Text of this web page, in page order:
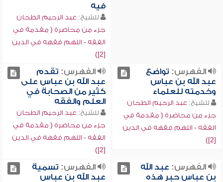
فيه
للشيخ: عبد الرحيم الطحان
جزء من محاضرة ( مقدمة في
الفقه - اللهم فقهه في الدين
[2])
الفهرس: تواضع
عبد الله بن عباس
وخدمته للعلماء
للشيخ: عبد الرحيم الطحان
جزء من محاضرة ( مقدمة في
الفقه - اللهم فقهه في الدين
[2])
الفهرس: تقدم
عبد الله بن عباس على
كثير من الصحابة في
العلم والفقه
للشيخ: عبد الرحيم الطحان
جزء من محاضرة ( مقدمة في
الفقه - اللهم فقهه في الدين
[2])
الفهرس: عبد الله
بن عباس حبر هذه
الفهرس: تسمية
عبد الله بن عباس